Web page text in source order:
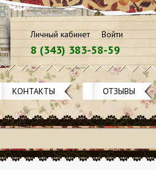
Личный кабинет Войти
8 (343) 383-58-59
КОНТАКТЫ ОТЗЫВЫ